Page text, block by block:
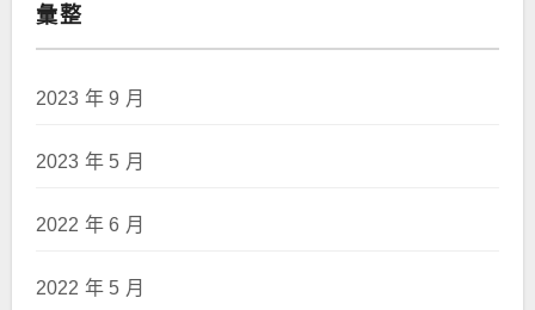
彙整
2023 年 9 月
2023 年 5 月
2022 年 6 月
2022 年 5 月